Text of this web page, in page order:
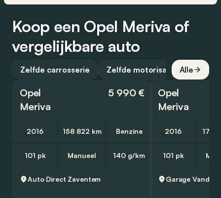
Koop een Opel Meriva of
vergelijkbare auto
Zelfde carrosserie Zelfde motorisatie Alle
Opel
Meriva
5 990 €
2016 158 822 km Benzine
101 pk Manueel 140 g/km
Auto Direct Zaventem
Opel
Meriva
2016 17
101 pk
Garage